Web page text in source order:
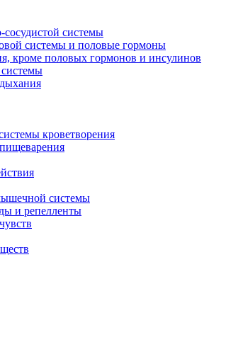
сосудистой системы
системы и половые гормоны
кроме половых гормонов и инсулинов
кроветворения
системы
и репелленты